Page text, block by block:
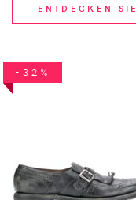
ENTDECKEN SIE
-32%